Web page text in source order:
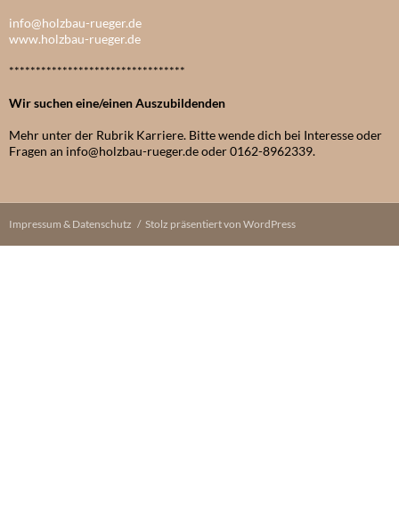
info@holzbau-rueger.de
www.holzbau-rueger.de
*********************************
Wir suchen eine/einen Auszubildenden
Mehr unter der Rubrik Karriere. Bitte wende dich bei Interesse oder
Fragen an info@holzbau-rueger.de oder 0162-8962339.
Impressum & Datenschutz Stolz präsentiert von WordPress